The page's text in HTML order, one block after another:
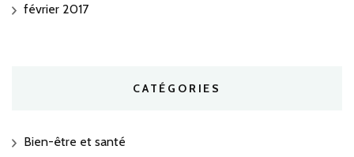
février 2017
CATÉGORIES
Bien-être et santé